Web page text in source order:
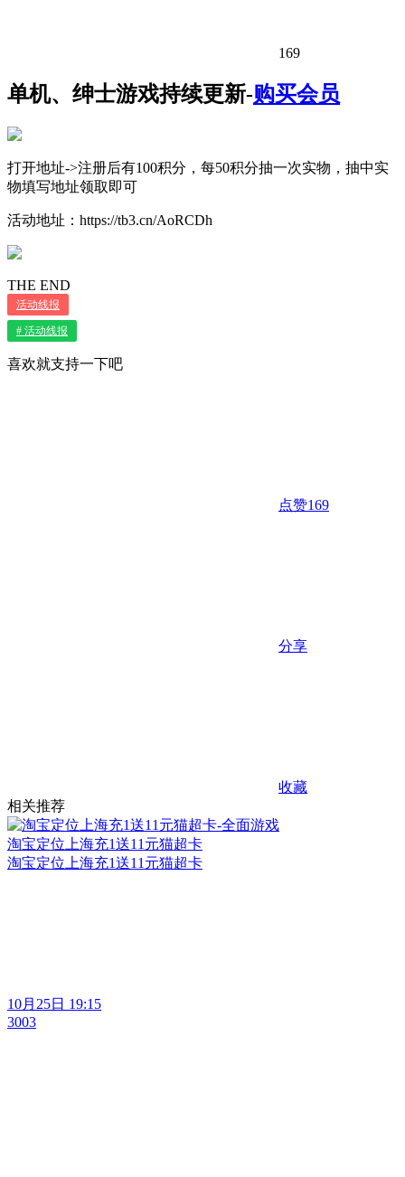
169
单机、绅士游戏持续更新-购买会员
打开地址->注册后有100积分，每50积分抽一次实物，抽中实
物填写地址领取即可
活动地址：https://tb3.cn/AoRCDh
THE END
活动线报
# 活动线报
喜欢就支持一下吧
点赞169
分享
收藏
相关推荐
淘宝定位上海充1送11元猫超卡
淘宝定位上海充1送11元猫超卡
10月25日 19:15
3003